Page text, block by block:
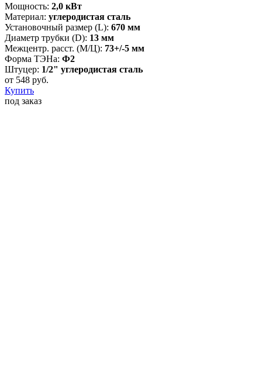
Мощность: 2,0 кВт
Материал: углеродистая сталь
Установочный размер (L): 670 мм
Диаметр трубки (D): 13 мм
Межцентр. расст. (М/Ц): 73+/-5 мм
Форма ТЭНа: Ф2
Штуцер: 1/2" углеродистая сталь
от 548 руб.
Купить
под заказ